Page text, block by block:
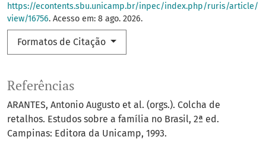
https://econtents.sbu.unicamp.br/inpec/index.php/ruris/article/
view/16756. Acesso em: 8 ago. 2026.
Formatos de Citação
Referências
ARANTES, Antonio Augusto et al. (orgs.). Colcha de
retalhos. Estudos sobre a família no Brasil, 2ª ed.
Campinas: Editora da Unicamp, 1993.